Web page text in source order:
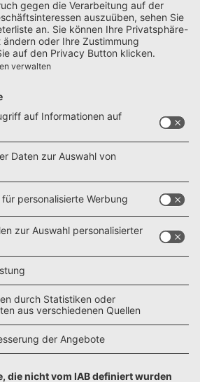
E-PAPER HERUNTERLADEN!
mit CamperVans
gemacht: In diesem Ratgeber
Möbel, fundierte Kaufberatung sowie
in zwei prämierte DIY-Camper. Hol dir
um deinen Camper
mit Freude selbst auszubauen.